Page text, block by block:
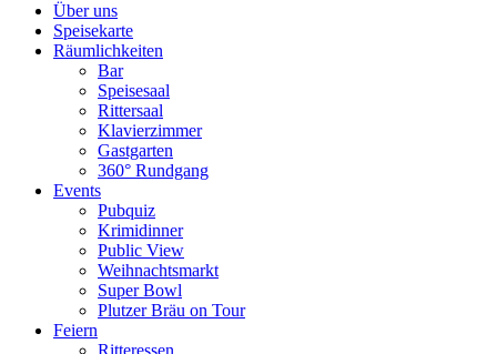
Über uns
Speisekarte
Räumlichkeiten
Bar
Speisesaal
Rittersaal
Klavierzimmer
Gastgarten
360° Rundgang
Events
Pubquiz
Krimidinner
Public View
Weihnachtsmarkt
Super Bowl
Plutzer Bräu on Tour
Feiern
Ritteressen